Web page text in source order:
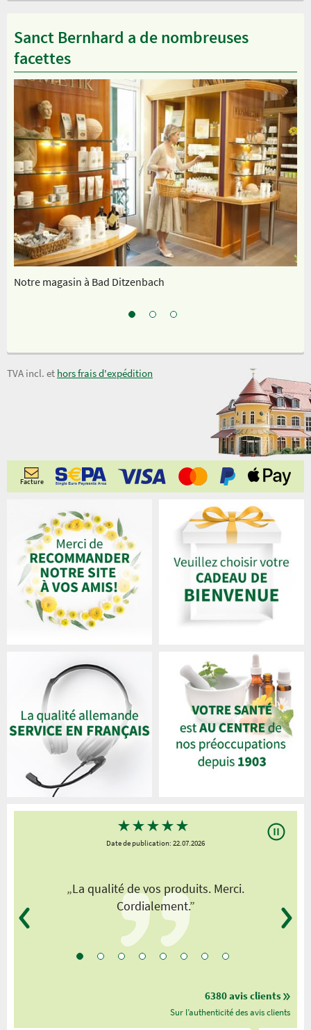
Sanct Bernhard a de nombreuses
facettes
Notre magasin à Bad Ditzenbach
TVA incl. et hors frais d'expédition
Facture
★★★★★
Date de publication: 22.07.2026
„La qualité de vos produits. Merci.
Cordialement.”
6380 avis clients
Sur l’authenticité des avis clients